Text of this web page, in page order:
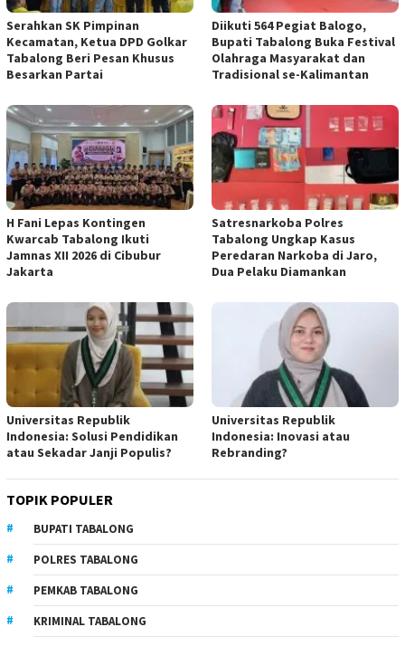
Serahkan SK Pimpinan
Kecamatan, Ketua DPD Golkar
Tabalong Beri Pesan Khusus
Besarkan Partai
Diikuti 564 Pegiat Balogo,
Bupati Tabalong Buka Festival
Olahraga Masyarakat dan
Tradisional se-Kalimantan
H Fani Lepas Kontingen
Kwarcab Tabalong Ikuti
Jamnas XII 2026 di Cibubur
Jakarta
Satresnarkoba Polres
Tabalong Ungkap Kasus
Peredaran Narkoba di Jaro,
Dua Pelaku Diamankan
Universitas Republik
Indonesia: Solusi Pendidikan
atau Sekadar Janji Populis?
Universitas Republik
Indonesia: Inovasi atau
Rebranding?
TOPIK POPULER
BUPATI TABALONG
POLRES TABALONG
PEMKAB TABALONG
KRIMINAL TABALONG